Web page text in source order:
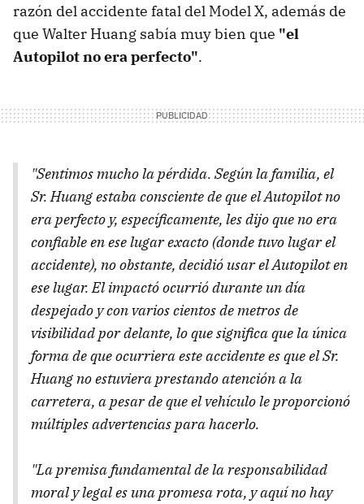
razón del accidente fatal del Model X, además de
que Walter Huang sabía muy bien que "el
Autopilot no era perfecto".
"Sentimos mucho la pérdida. Según la familia, el
Sr. Huang estaba consciente de que el Autopilot no
era perfecto y, específicamente, les dijo que no era
confiable en ese lugar exacto (donde tuvo lugar el
accidente), no obstante, decidió usar el Autopilot en
ese lugar. El impactó ocurrió durante un día
despejado y con varios cientos de metros de
visibilidad por delante, lo que significa que la única
forma de que ocurriera este accidente es que el Sr.
Huang no estuviera prestando atención a la
carretera, a pesar de que el vehículo le proporcionó
múltiples advertencias para hacerlo.
"La premisa fundamental de la responsabilidad
moral y legal es una promesa rota, y aquí no hay